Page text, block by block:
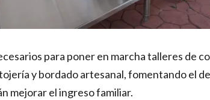
para poner en marcha talleres de
y bordado artesanal, fomentando el
mejorar el ingreso familiar.